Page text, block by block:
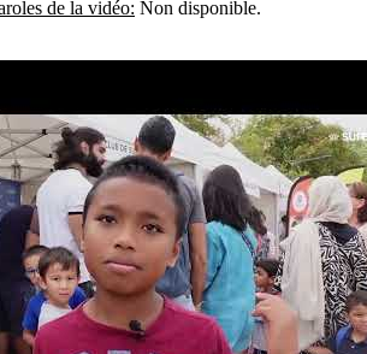
de la vidéo: Non disponible.